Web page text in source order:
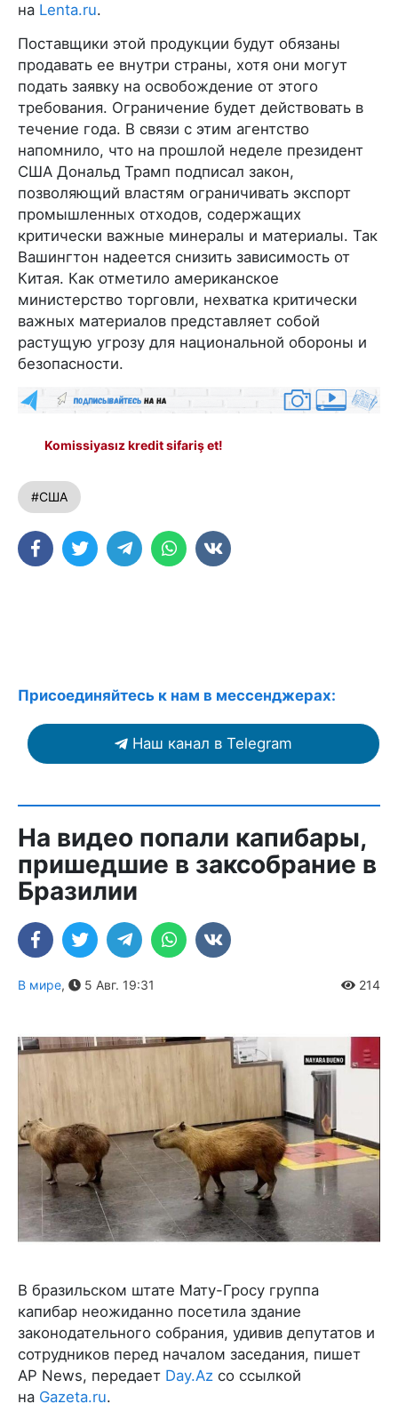
на Lenta.ru.
Поставщики этой продукции будут обязаны
продавать ее внутри страны, хотя они могут
подать заявку на освобождение от этого
требования. Ограничение будет действовать в
течение года. В связи с этим агентство
напомнило, что на прошлой неделе президент
США Дональд Трамп подписал закон,
позволяющий властям ограничивать экспорт
промышленных отходов, содержащих
критически важные минералы и материалы. Так
Вашингтон надеется снизить зависимость от
Китая. Как отметило американское
министерство торговли, нехватка критически
важных материалов представляет собой
растущую угрозу для национальной обороны и
безопасности.
Komissiyasız kredit sifariş et!
#США
Присоединяйтесь к нам в мессенджерах:
Наш канал в Telegram
На видео попали капибары,
пришедшие в заксобрание в
Бразилии
В мире, 5 Авг. 19:31 214
В бразильском штате Мату-Гросу группа
капибар неожиданно посетила здание
законодательного собрания, удивив депутатов и
сотрудников перед началом заседания, пишет
AP News, передает Day.Az со ссылкой
на Gazeta.ru.